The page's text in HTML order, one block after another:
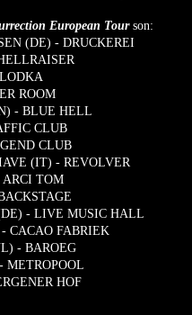
European Tourson:
(DE) - DRUCKEREI
ROOM
- BLUE HELL
CLUB
CLUB
(IT) - REVOLVER
TOM
- LIVE MUSIC HALL
CACAO FABRIEK
- BAROEG
METROPOOL
HOF